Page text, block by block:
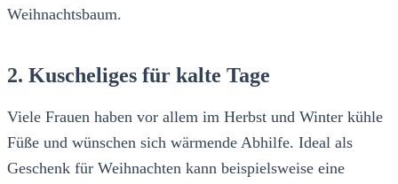
Weihnachtsbaum.
2. Kuscheliges für kalte Tage
Viele Frauen haben vor allem im Herbst und Winter kühle
Füße und wünschen sich wärmende Abhilfe. Ideal als
Geschenk für Weihnachten kann beispielsweise eine